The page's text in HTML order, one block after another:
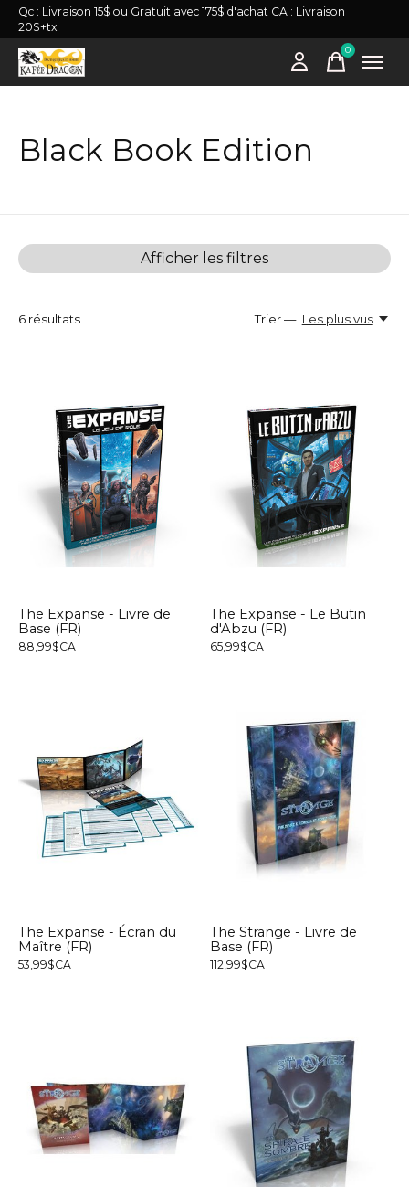
Qc : Livraison 15$ ou Gratuit avec 175$ d'achat CA : Livraison
20$+tx
0items
Black Book Edition
Afficher les filtres
6 résultats Trier — Les plus vus
The Expanse - Livre de
Base (FR)
88,99$CA
The Expanse - Le Butin
d'Abzu (FR)
65,99$CA
The Expanse - Écran du
Maître (FR)
53,99$CA
The Strange - Livre de
Base (FR)
112,99$CA